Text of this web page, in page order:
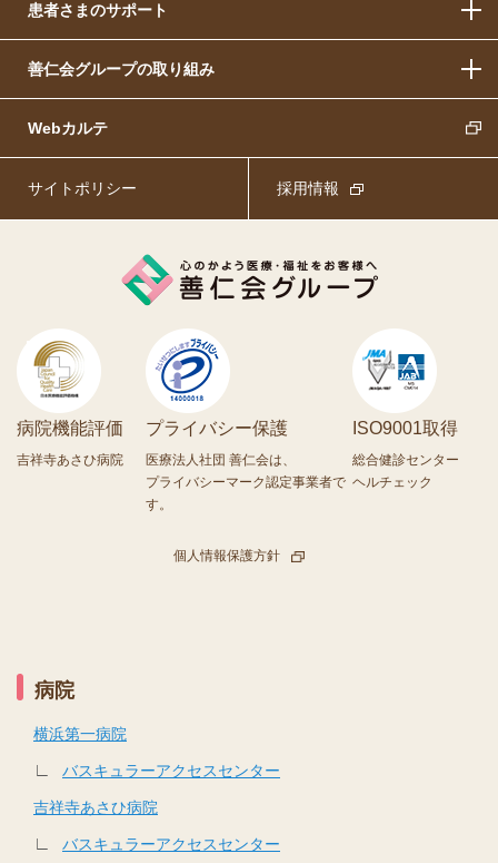
患者さまのサポート
善仁会グループの取り組み
Webカルテ
サイトポリシー 採用情報
病院機能評価
吉祥寺あさひ病院
プライバシー保護
医療法人社団 善仁会は、
プライバシーマーク認定事業者で
す。
個人情報保護方針
ISO9001取得
総合健診センター
ヘルチェック
病院
横浜第一病院
∟ バスキュラーアクセスセンター
吉祥寺あさひ病院
∟ バスキュラーアクセスセンター